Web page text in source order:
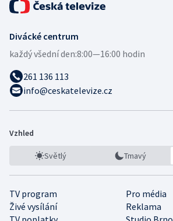
Divácké centrum
každý všední den:8:00—16:00 hodin
261 136 113
info@ceskatelevize.cz
Vzhled
Světlý Tmavý
TV program
Pro média
Živé vysílání
Reklama